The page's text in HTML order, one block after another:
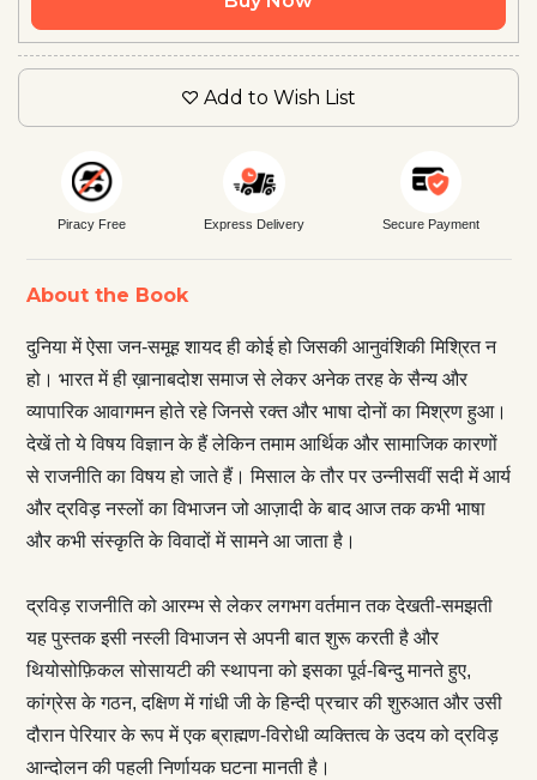
Add to Wish List
Piracy Free Express Delivery Secure Payment
About the Book
दुनिया में ऐसा जन-समूह शायद ही कोई हो जिसकी आनुवंशिकी मिश्रित न
हो। भारत में ही ख़ानाबदोश समाज से लेकर अनेक तरह के सैन्य और
व्यापारिक आवागमन होते रहे जिनसे रक्त और भाषा दोनों का मिश्रण हुआ।
देखें तो ये विषय विज्ञान के हैं लेकिन तमाम आर्थिक और सामाजिक कारणों
से राजनीति का विषय हो जाते हैं। मिसाल के तौर पर उन्नीसवीं सदी में आर्य
और द्रविड़ नस्लों का विभाजन जो आज़ादी के बाद आज तक कभी भाषा
और कभी संस्कृति के विवादों में सामने आ जाता है।
द्रविड़ राजनीति को आरम्भ से लेकर लगभग वर्तमान तक देखती-समझती
यह पुस्तक इसी नस्ली विभाजन से अपनी बात शुरू करती है और
थियोसोफ़िकल सोसायटी की स्थापना को इसका पूर्व-बिन्दु मानते हुए,
कांग्रेस के गठन, दक्षिण में गांधी जी के हिन्दी प्रचार की शुरुआत और उसी
दौरान पेरियार के रूप में एक ब्राह्मण-विरोधी व्यक्तित्व के उदय को द्रविड़
आन्दोलन की पहली निर्णायक घटना मानती है।